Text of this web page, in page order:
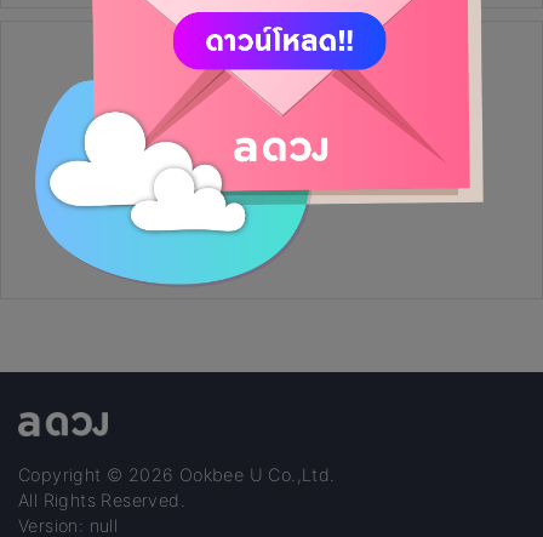
ยังไม่มีความเห็น
Copyright © 2026 Ookbee U Co.,Ltd.
All Rights Reserved.
Version: null